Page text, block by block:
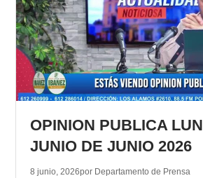
OPINION PUBLICA
JUNIO DE JUNIO 2026
8 junio, 2026por Departamento de Prensa